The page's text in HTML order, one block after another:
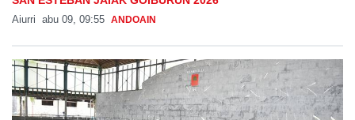
Aiurri abu 09, 09:55 ANDOAIN